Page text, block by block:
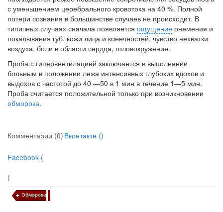
с уменьшением церебрального кро­вотока на 40 %. Полной
потери сознания в большинстве случаев не про­исходит. В
типичных случаях сначала появляется ощущение онемения и
покалывания губ, кожи лица и конечностей, чувство нехватки
воздуха, боли в области сердца, головокружение.
Проба с гипервентиляцией заключается в выполнении
больным в положении лежа интенсивных глубоких вдохов и
выдохов с часто­той до 40 —50 в 1 мин в течение 1—5 мин.
Проба считается положи­тельной только при возникновении
обморока.
Комментарии (0) Вконтакте ()
Facebook (
)
Обмороки